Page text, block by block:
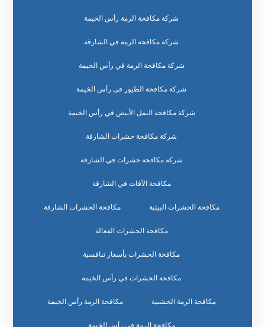
شركة مكافحة الرمة رأس الخيمة
شركة مكافحة الرمة في الشارقة
شركة مكافحة الرمة في رأس الخيمة
شركة مكافحة الطيور في رأس الخيمة
شركة مكافحة النمل الأبيض في رأس الخيمة
شركة مكافحة حشرات الشارقة
شركة مكافحة حشرات في الشارقة
مكافحة الآفات في الشارقة
مكافحة الحشرات البيئية مكافحة الحشرات الشارقة
مكافحة الحشرات الفعالة
مكافحة الحشرات بأسعار تنافسية
مكافحة الحشرات في رأس الخيمة
مكافحة الرمة الخشبية مكافحة الرمة رأس الخيمة